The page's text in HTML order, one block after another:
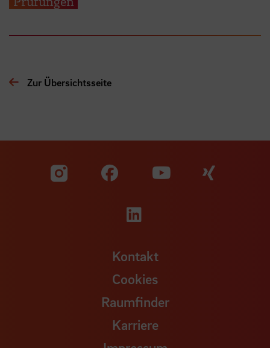
Zur Übersichtsseite
Zu unserer Facebook
Zu
Zu unserer
Kontakt
Cookies
Raumfinder
Karriere